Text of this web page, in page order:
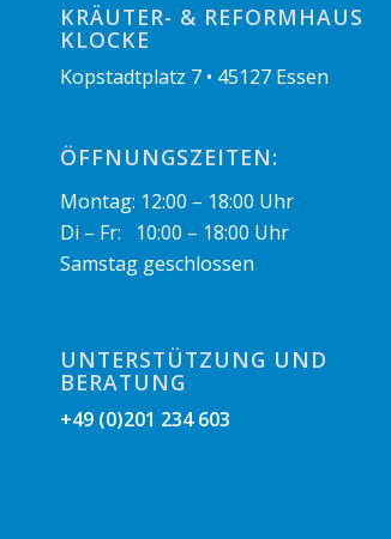
KRÄUTER- & REFORMHAUS
KLOCKE
Kopstadtplatz 7 • 45127 Essen
ÖFFNUNGSZEITEN:
Montag: 12:00 – 18:00 Uhr
Di – Fr: 10:00 – 18:00 Uhr
Samstag geschlossen
UNTERSTÜTZUNG UND
BERATUNG
+49 (0)201 234 603